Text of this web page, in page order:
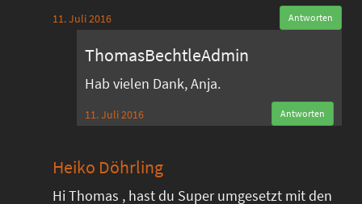
11. Juli 2016 Antworten
ThomasBechtleAdmin
Hab vielen Dank, Anja.
11. Juli 2016 Antworten
Heiko Döhrling
Hi Thomas , hast du Super umgesetzt mit den